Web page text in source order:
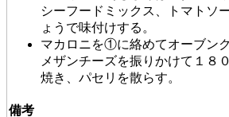
シーフードミックス、トマトソ
ょうで味付けする。
マカロニを①に絡めてオーブン
メザンチーズを振りかけて１８
焼き、パセリを散らす。
備考